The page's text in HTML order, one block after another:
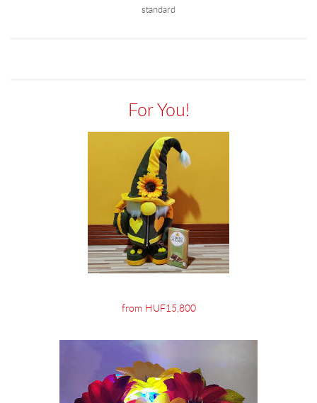
standard
For You!
from HUF15,800